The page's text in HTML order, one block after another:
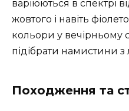
варіюються в спектрі
жовтого і навіть
кольори у вечірньому
підібрати намистини
Походження та